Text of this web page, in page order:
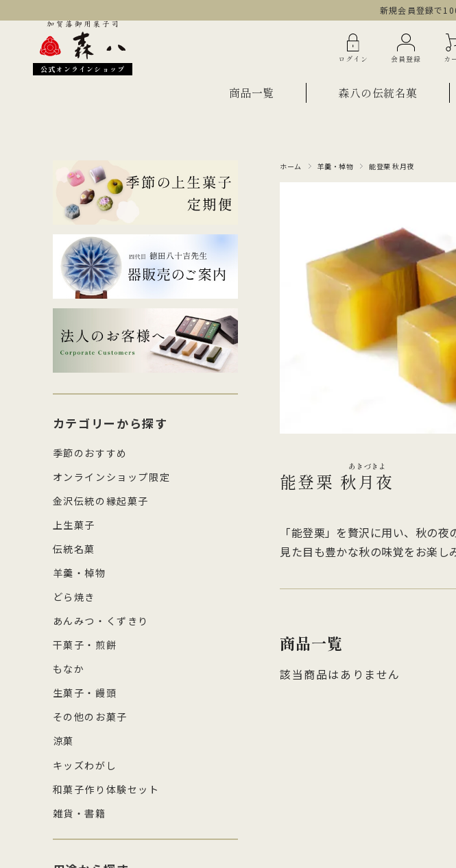
新規会員登録で
公式オンラインショップ
ログイン 会員登録 カ
商品一覧
季節のおすすめ
金沢伝統の縁起菓子
伝統名菓
どら焼き
あんみつ・くずきり
もなか
生菓子・饅頭
その他のお菓子
涼菓
キッズわがし
和菓子作り体験セット
森八の伝統名菓
長生殿
四百年間かわらぬ製法を守り続け日
本三名菓の随一と称えられておりま
す。
コクのあるこし餡を飴炊きのコシ
強い求肥で包み上げ、紅白の和三
糖を贅沢にまぶした森八の代表名
蛇玉もなか
森八の商標「蛇玉」を形にした、香
ばしい加賀のもなか種としっとりと
したこし餡が魅力
もち皮どら焼き 宝達
しっとりとしたもち皮に良質な国
産小豆のつぶあんを包み込んだ人
の森八定番菓子
ギフト・詰合せ ご自宅用・少量セット
ホーム 羊羹・棹物 能登栗 秋月夜
能登栗 秋月夜
「能登栗」を贅沢に用い、秋の
見た目も豊かな秋の味覚をお楽し
商品一覧
該当商品はありません
カテゴリーから探す
季節のおすすめ
オンラインショップ限定
金沢伝統の縁起菓子
上生菓子
伝統名菓
羊羹・棹物
どら焼き
あんみつ・くずきり
干菓子・煎餅
もなか
生菓子・饅頭
その他のお菓子
涼菓
キッズわがし
和菓子作り体験セット
雑貨・書籍